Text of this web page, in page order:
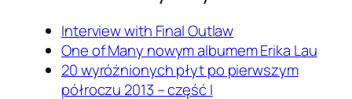
Interview with Final Outlaw
One of Many nowym albumem Erika Lau
20 wyróżnionych płyt po pierwszym
półroczu 2013 – część I